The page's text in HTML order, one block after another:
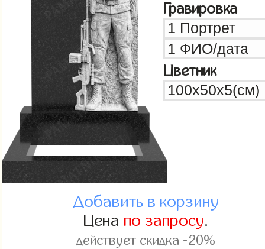
Гравировка
Цветник
Добавить в корзину
Цена по запросу.
действует скидка -20%